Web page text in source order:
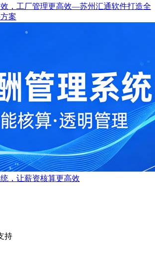
，工厂管理更高效—苏州汇通软件打造全
案
，让薪资核算更高效
持